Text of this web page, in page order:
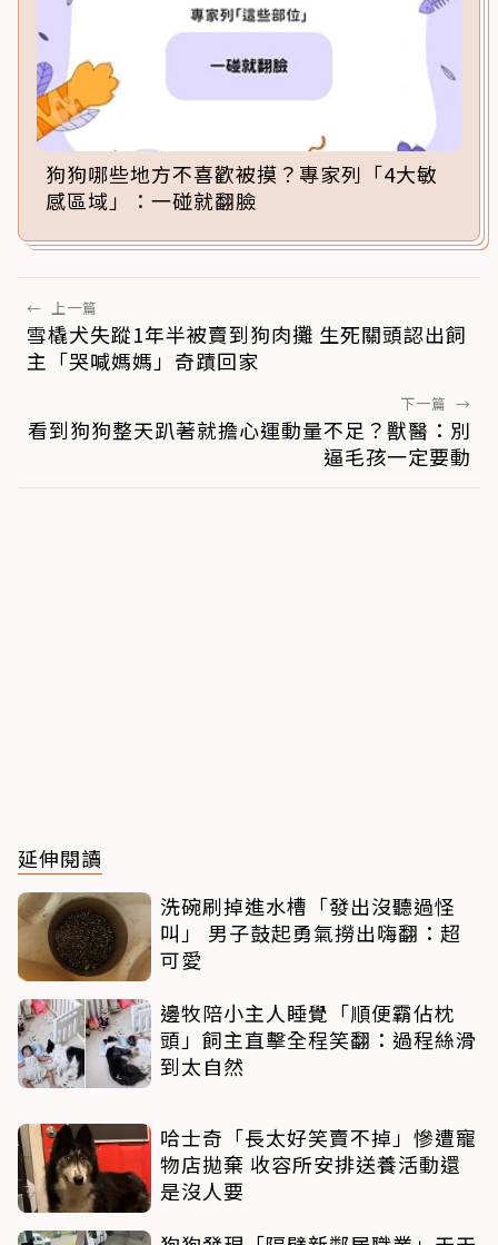
狗狗哪些地方不喜歡被摸？專家列「4大敏
感區域」：一碰就翻臉
← 上一篇
雪橇犬失蹤1年半被賣到狗肉攤 生死關頭認出飼
主「哭喊媽媽」奇蹟回家
下一篇 →
看到狗狗整天趴著就擔心運動量不足？獸醫：別
逼毛孩一定要動
延伸閱讀
洗碗刷掉進水槽「發出沒聽過怪
叫」 男子鼓起勇氣撈出嗨翻：超
可愛
邊牧陪小主人睡覺「順便霸佔枕
頭」飼主直擊全程笑翻：過程絲滑
到太自然
哈士奇「長太好笑賣不掉」慘遭寵
物店拋棄 收容所安排送養活動還
是沒人要